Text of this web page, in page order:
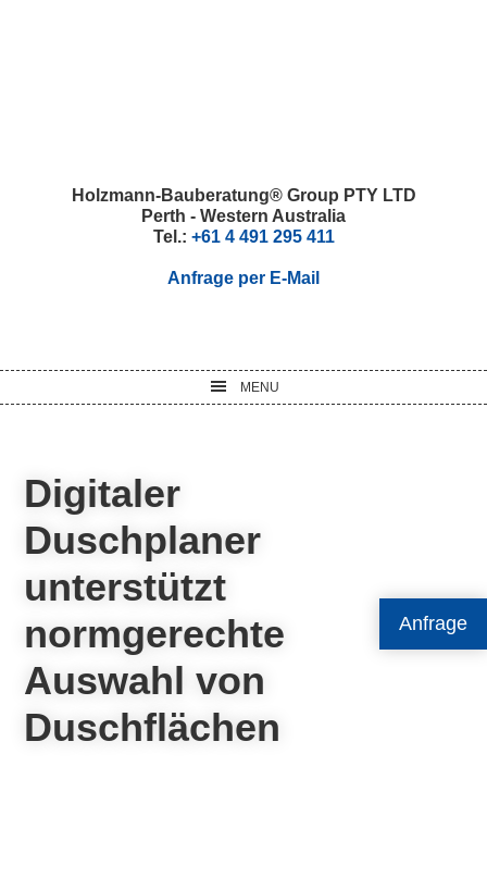
Anfrage
Holzmann-Bauberatung® Group PTY LTD
Perth - Western Australia
Tel.: +61 4 491 295 411
Anfrage per E-Mail
MENU
Digitaler
Duschplaner
unterstützt
normgerechte
Auswahl von
Duschflächen